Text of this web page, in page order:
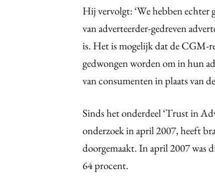
Hij vervolgt: ‘We hebben echter
van adverteerder-gedreven
is. Het is mogelijk dat de CGM-
gedwongen worden om in hun
van consumenten in plaats van
Sinds het onderdeel ‘Trust in
onderzoek in april 2007, heeft
doorgemaakt. In april 2007 was
64 procent.